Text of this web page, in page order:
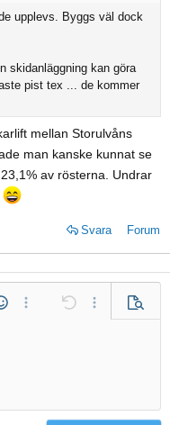
upplevs. Byggs väl dock
skidanläggning kan göra
pist tex ... de kommer
mellan Storulvåns
man kanske kunnat se
av rösterna. Undrar
Svara Forum
bildFler alternativ...
ÅngraFler